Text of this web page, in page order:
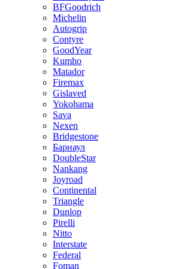
BFGoodrich
Michelin
Autogrip
Contyre
GoodYear
Kumho
Matador
Firemax
Gislaved
Yokohama
Sava
Nexen
Bridgestone
Барнаул
DoubleStar
Nankang
Joyroad
Continental
Triangle
Dunlop
Pirelli
Nitto
Interstate
Federal
Foman